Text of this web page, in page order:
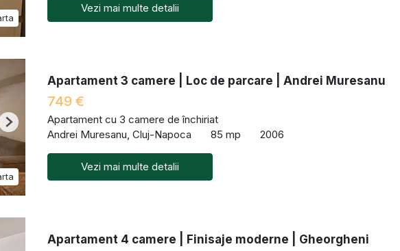
Vezi mai multe detalii
Next
Apartament 3 camere | Loc de parcare | Andrei Muresanu
749 €
Apartament cu 3 camere de închiriat
Andrei Muresanu, Cluj-Napoca
85 mp 2006
Vezi mai multe detalii
Apartament 4 camere | Finisaje moderne | Gheorgheni